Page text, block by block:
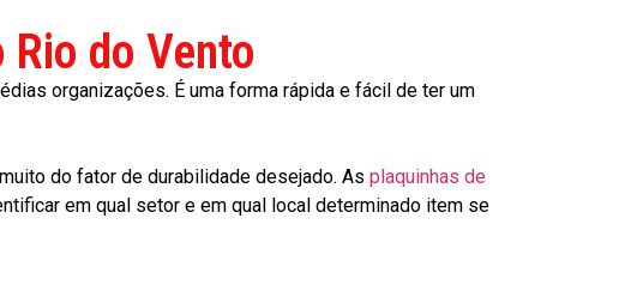
do Vento
organizações. É uma forma rápida e fácil de ter um
do fator de durabilidade desejado. As plaquinhas de
em qual setor e em qual local determinado item se